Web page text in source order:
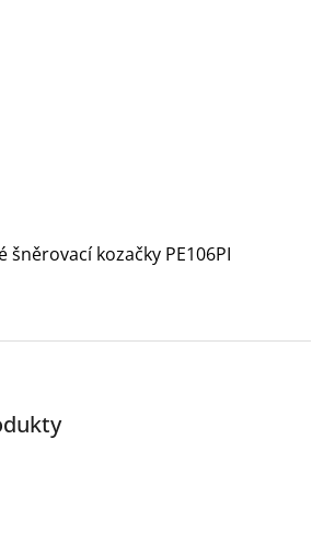
šněrovací kozačky PE106PI